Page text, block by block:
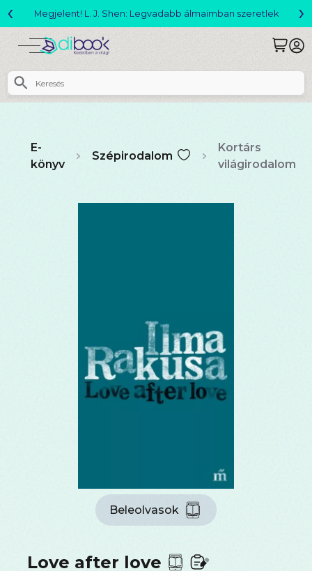
Megjelent! L. J. Shen: Legvadabb álmaimban szeretlek
‹ ›
E-
könyv
Szépirodalom
Kortárs
világirodalom
Beleolvasok
Love after love